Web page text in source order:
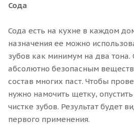
Сода
Сода есть на кухне в каждом
назначения ее можно
зубов как минимум на два тона.
абсолютно безопасным
состав многих паст. Чтобы
нужно намочить щетку,
чистке зубов. Результат будет
первого применения.